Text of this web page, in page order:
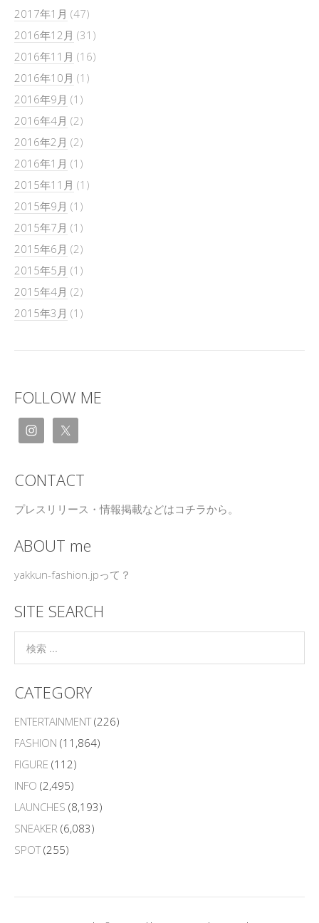
2017年1月 (47)
2016年12月 (31)
2016年11月 (16)
2016年10月 (1)
2016年9月 (1)
2016年4月 (2)
2016年2月 (2)
2016年1月 (1)
2015年11月 (1)
2015年9月 (1)
2015年7月 (1)
2015年6月 (2)
2015年5月 (1)
2015年4月 (2)
2015年3月 (1)
FOLLOW ME
CONTACT
プレスリリース・情報掲載などはコチラから。
ABOUT me
yakkun-fashion.jpって？
SITE SEARCH
CATEGORY
ENTERTAINMENT(226)
FASHION (11,864)
FIGURE (112)
INFO (2,495)
LAUNCHES (8,193)
SNEAKER (6,083)
SPOT(255)